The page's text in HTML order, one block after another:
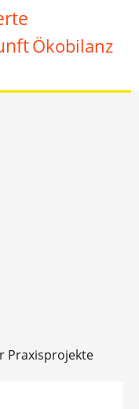
Ökobilanz
Praxisprojekte